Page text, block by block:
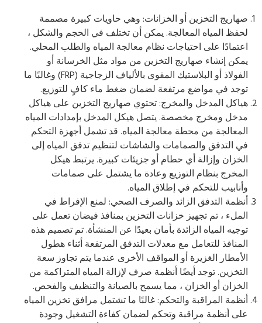
صهاريج التخزين أو الخزانات: وهي حاويات كبيرة مصممة
لحفظ المياه المعالجة. يمكن أن تختلف في الحجم والشكل ،
اعتمادًا على احتياجات نظام معالجة المياه والطلب المحلي.
يمكن إنشاء صهاريج التخزين من مواد مثل الخرسانة أو
الفولاذ أو البلاستيك المقوى بالألياف الزجاجية (FRP) وغالبًا ما
توجد في مواضع مرتفعة لضمان ضغط ماء كافٍ للتوزيع.
هياكل المدخل والمخرج: تحتوي صهاريج التخزين على هياكل
مدخل ومخرج مخصصة. يتصل هيكل المدخل بإمدادات المياه
المعالجة من محطة معالجة المياه. قد تشمل أجهزة التحكم
في التدفق والصمامات والشاشات لتنظيم تدفق المياه إلى
الخزان وإزالة أي حطام أو جزيئات كبيرة. يرتبط هيكل
المخرج بنظام التوزيع وعادة ما يشتمل على صمامات
وأنابيب للتحكم في إطلاق المياه.
أنظمة التدفق الزائد والصرف الصحي: لمنع الإفراط في
الملء ، تم تجهيز خزانات التخزين بمنافذ فيضان تعمل على
توجيه المياه الزائدة بأمان بعيدًا عن المنشأة. تم تصميم هذه
المنافذ للتعامل مع معدلات التدفق المرتفعة أثناء هطول
الأمطار الغزيرة أو المواقف الأخرى عندما يتم تجاوز سعة
التخزين. توجد أيضًا أنظمة صرف لإزالة المياه المتراكمة من
الخزان أو الخزان ، مما يسمح بالصيانة والتنظيف والفحص.
أنظمة المراقبة والتحكم: غالبًا ما تشتمل مرافق تخزين المياه
على أنظمة مراقبة وتحكم لضمان كفاءة التشغيل وجودة